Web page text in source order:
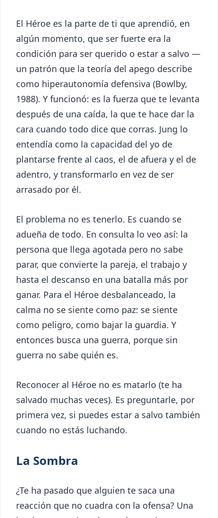
El Héroe es la parte de ti que aprendió, en
algún momento, que ser fuerte era la
condición para ser querido o estar a salvo —
un patrón que la teoría del apego describe
como hiperautonomía defensiva (Bowlby,
1988). Y funcionó: es la fuerza que te levanta
después de una caída, la que te hace dar la
cara cuando todo dice que corras. Jung lo
entendía como la capacidad del yo de
plantarse frente al caos, el de afuera y el de
adentro, y transformarlo en vez de ser
arrasado por él.
El problema no es tenerlo. Es cuando se
adueña de todo. En consulta lo veo así: la
persona que llega agotada pero no sabe
parar, que convierte la pareja, el trabajo y
hasta el descanso en una batalla más por
ganar. Para el Héroe desbalanceado, la
calma no se siente como paz: se siente
como peligro, como bajar la guardia. Y
entonces busca una guerra, porque sin
guerra no sabe quién es.
Reconocer al Héroe no es matarlo (te ha
salvado muchas veces). Es preguntarle, por
primera vez, si puedes estar a salvo también
cuando no estás luchando.
La Sombra
¿Te ha pasado que alguien te saca una
reacción que no cuadra con la ofensa? Una